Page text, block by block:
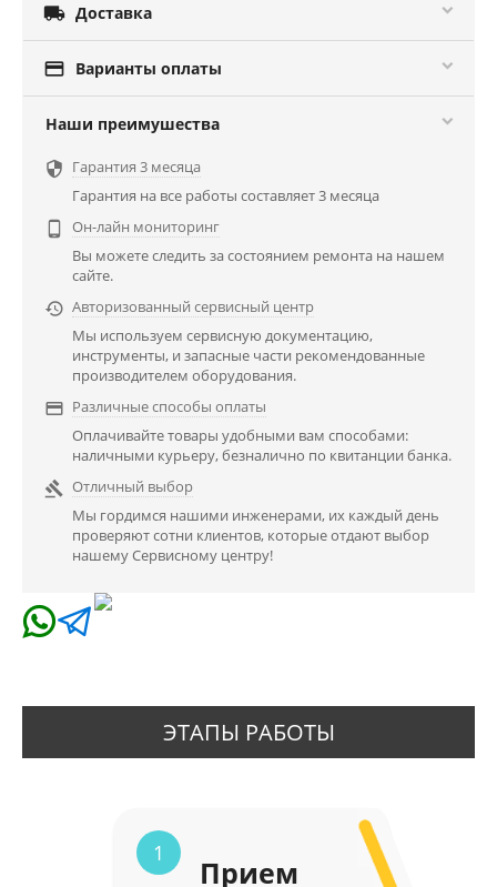
 Доставка
 Варианты оплаты
Наши преимушества
 Гарантия 3 месяца
Гарантия на все работы составляет 3 месяца

Он-лайн мониторинг
Вы можете следить за состоянием ремонта на нашем
сайте.
 Авторизованный сервисный центр
Мы используем сервисную документацию,
инструменты, и запасные части рекомендованные
производителем оборудования.
 Различные способы оплаты
Оплачивайте товары удобными вам способами:
наличными курьеру, безналично по квитанции банка.
 Отличный выбор
Мы гордимся нашими инженерами, их каждый день
проверяют сотни клиентов, которые отдают выбор
нашему Сервисному центру!
ЭТАПЫ РАБОТЫ
1
Прием